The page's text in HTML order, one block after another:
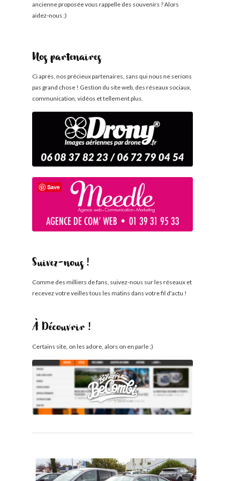
ancienne proposée vous rappelle des souvenirs ? Alors
aidez-nous ;)
Nos partenaires
Ci après, nos précieux partenaires, sans qui nous ne serions
pas grand chose ! Gestion du site web, des réseaux sociaux,
communication, vidéos et tellement plus.
Suivez-nous !
Comme des milliers de fans, suivez-nous sur les réseaux et
recevez votre veilles tous les matins dans votre fil d'actu !
À Découvrir !
Certains site, on les adore, alors on en parle ;)
Save